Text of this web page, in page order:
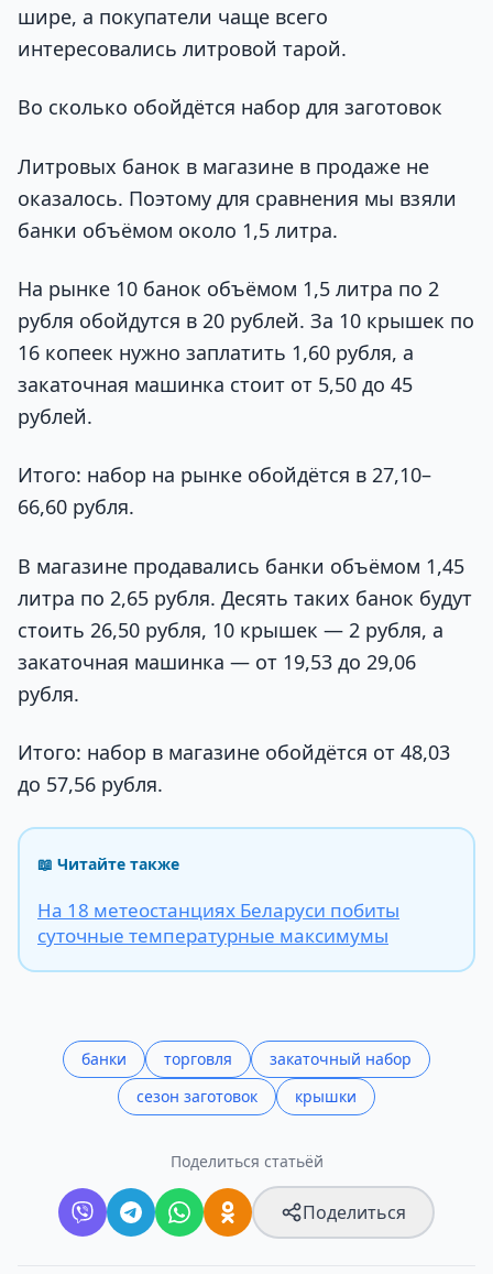
шире, а покупатели чаще всего
интересовались литровой тарой.
Во сколько обойдётся набор для заготовок
Литровых банок в магазине в продаже не
оказалось. Поэтому для сравнения мы взяли
банки объёмом около 1,5 литра.
На рынке 10 банок объёмом 1,5 литра по 2
рубля обойдутся в 20 рублей. За 10 крышек по
16 копеек нужно заплатить 1,60 рубля, а
закаточная машинка стоит от 5,50 до 45
рублей.
Итого: набор на рынке обойдётся в 27,10–
66,60 рубля.
В магазине продавались банки объёмом 1,45
литра по 2,65 рубля. Десять таких банок будут
стоить 26,50 рубля, 10 крышек — 2 рубля, а
закаточная машинка — от 19,53 до 29,06
рубля.
Итого: набор в магазине обойдётся от 48,03
до 57,56 рубля.
📖 Читайте также
На 18 метеостанциях Беларуси побиты
суточные температурные максимумы
банки торговля
закаточный набор
сезон заготовок
крышки
Поделиться статьёй
Поделиться